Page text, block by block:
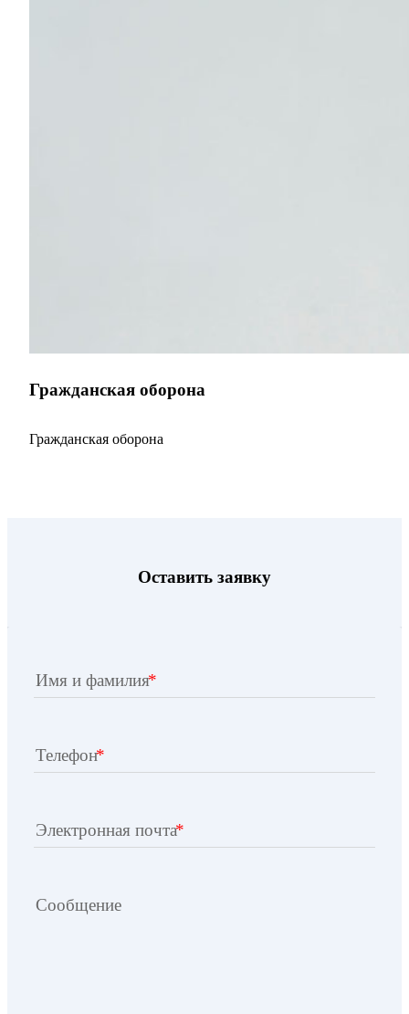
Гражданская оборона
Гражданская оборона
Оставить заявку
Имя и фамилия
Телефон
Электронная почта
Сообщение